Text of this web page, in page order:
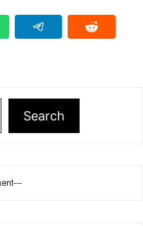
Search